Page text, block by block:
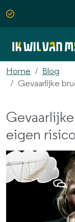
Home
Blog
Gevaarlijke
eigen risico